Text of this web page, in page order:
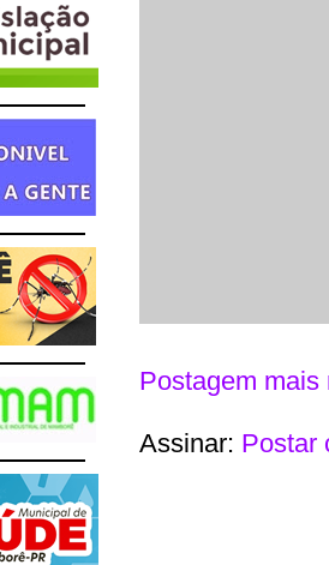
Postagem mais
Assinar: Postar